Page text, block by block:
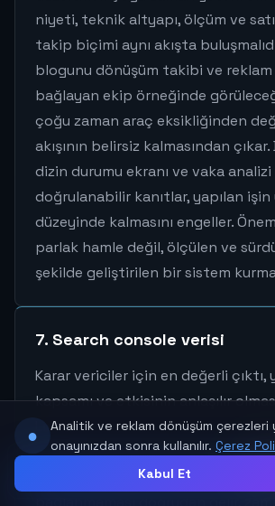
niyeti, teknik altyapı, ölçüm ve
takip biçimi aynı akışta
blogunu dönüşüm takibi ve
bağlayan ekip örneğinde
çoğu zaman araç eksikliğinden
akışının belirsiz kalmasından
dizin durumu ekranı ve vaka
doğrulanabilir kanıtlar, yapılan işin
düzeyinde kalmasını engeller.
parlak hamle değil, ölçülen ve
şekilde geliştirilen bir sistem
7. Search console verisi
Karar vericiler için en değerli çıktı,
kapsamı ve etkisinin anlaşılır
Linkleme ile SEO ve GEO
konusu özellikle çok sayfalı sitesi
için önemlidir; çünkü iyi
●
Analitik ve reklam dönüşüm çerezleri
onayınızdan sonra kullanılır. Çerez
Kabul Et